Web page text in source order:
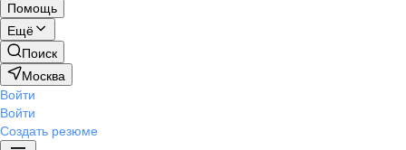
Помощь
Ещё
Поиск
Москва
Войти
Войти
Создать резюме